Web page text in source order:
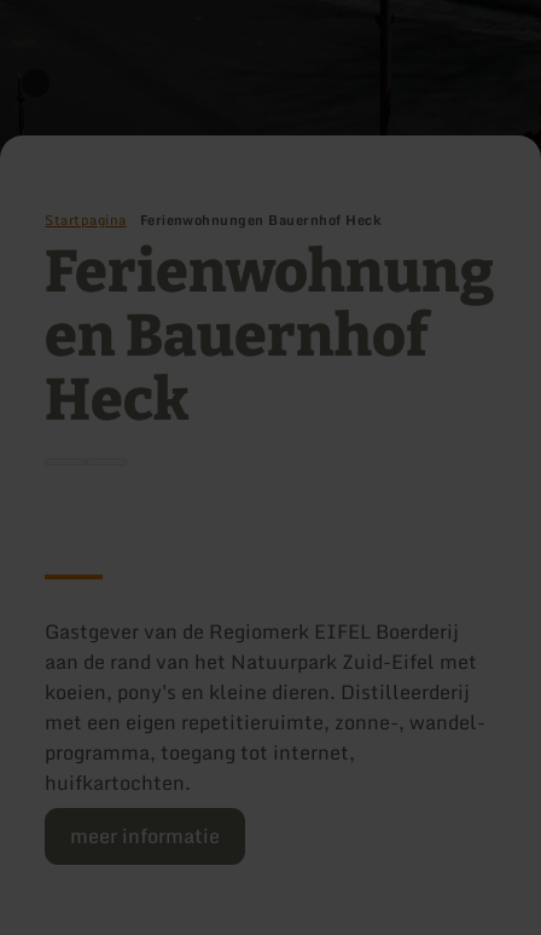
Startpagina Ferienwohnungen Bauernhof Heck
Ferienwohnung
en Bauernhof
Heck
Gastgever van de Regiomerk EIFEL Boerderij
aan de rand van het Natuurpark Zuid-Eifel met
koeien, pony's en kleine dieren. Distilleerderij
met een eigen repetitieruimte, zonne-, wandel-
programma, toegang tot internet,
huifkartochten.
meer informatie